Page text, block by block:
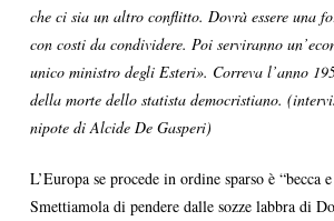
che ci sia un altro conflitto. Dovrà essere una
con costi da condividere. Poi serviranno
unico ministro degli Esteri». Correva l’anno
della morte dello statista democristiano.
nipote di Alcide De Gasperi)
L’Europa se procede in ordine sparso è “becca
Smettiamola di pendere dalle sozze labbra di